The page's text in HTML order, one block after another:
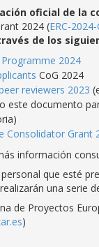
oficial de la
2024 (ERC-
de los
Programme 2024
CoG 2024
reviewers 2023
este documento
Consolidator Grant
información
que esté
una serie
de Proyectos
)